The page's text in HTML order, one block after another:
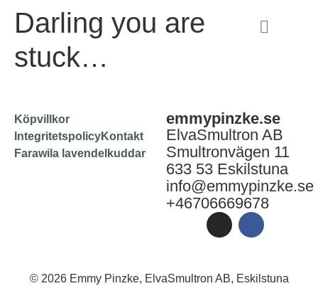
Darling you are not
stuck…
emmypinzke.se
ElvaSmultron AB
Smultronvägen 11
633 53 Eskilstuna
info@emmypinzke.se
+46706669678
Köpvillkor
IntegritetspolicyKontakt
Farawila lavendelkuddar
© 2026 Emmy Pinzke, ElvaSmultron AB, Eskilstuna